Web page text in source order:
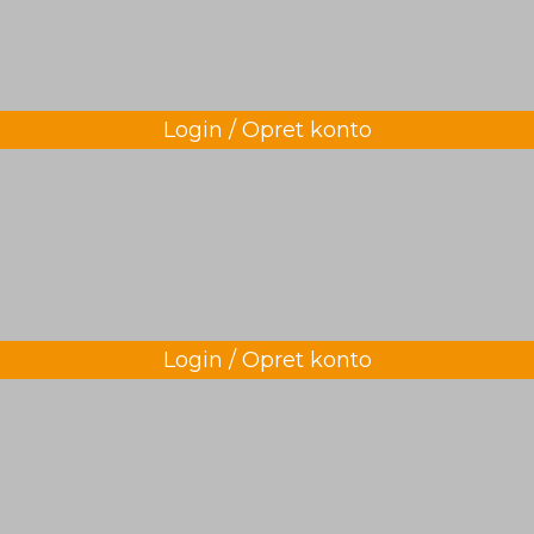
Login / Opret konto
Login / Opret konto